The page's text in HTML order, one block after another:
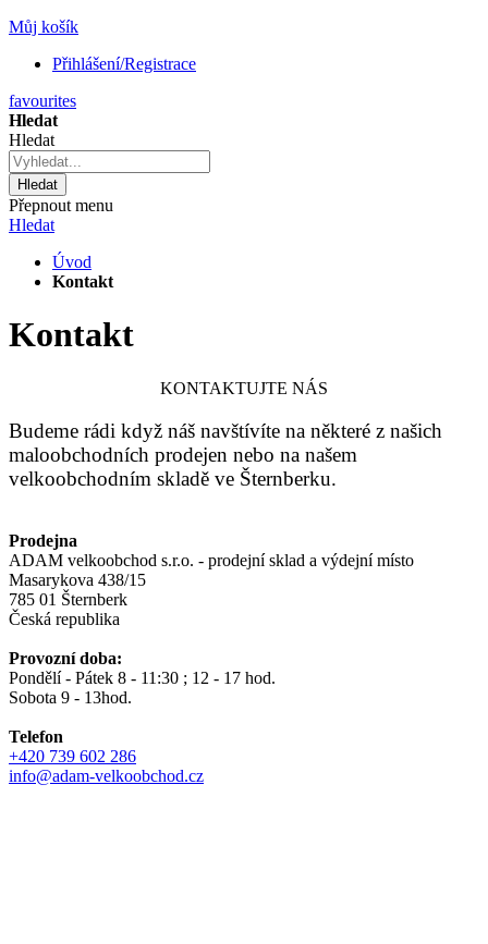
Můj košík
Přihlášení/Registrace
favourites
Hledat
Hledat
Hledat
Přepnout menu
Hledat
Úvod
Kontakt
Kontakt
KONTAKTUJTE NÁS
Budeme rádi když náš navštívíte na některé z našich
maloobchodních prodejen nebo na našem
velkoobchodním skladě ve Šternberku.
Prodejna
ADAM velkoobchod s.r.o. - prodejní sklad a výdejní místo
Masarykova 438/15
785 01 Šternberk
Česká republika
Provozní doba:
Pondělí - Pátek 8 - 11:30 ; 12 - 17 hod.
Sobota 9 - 13hod.
Telefon
+420 739 602 286
info@adam-velkoobchod.cz